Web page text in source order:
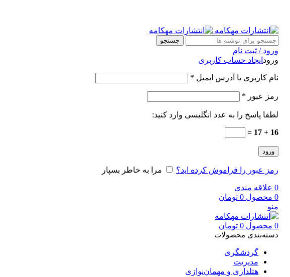
جستجو
ورود / ثبت نام
ورود ایجاد حساب کاربری
نام کاربری یا آدرس ایمیل *
رمز عبور *
لطفا پاسخ را به عدد انگلیسی وارد کنید:
16 + 17 =
ورود
رمز عبور را فراموش کرده اید؟ مرا به خاطر بسپار
0 علاقه مندی
0 محصول 0 تومان
منو
0 محصول 0 تومان
دسته‌بندی محصولات
گردشگری
مدیریت
هتلداری و مهمان‌نوازی